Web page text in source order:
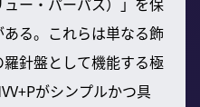
る。これらは単なる飾
針盤として機能する極
がシンプルかつ具